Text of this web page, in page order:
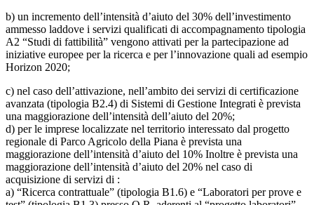
b) un incremento dell’intensità d’aiuto del 30% dell’investimento
ammesso laddove i servizi qualificati di accompagnamento tipologia
A2 “Studi di fattibilità” vengono attivati per la partecipazione ad
iniziative europee per la ricerca e per l’innovazione quali ad esempio
Horizon 2020;
c) nel caso dell’attivazione, nell’ambito dei servizi di certificazione
avanzata (tipologia B2.4) di Sistemi di Gestione Integrati è prevista
una maggiorazione dell’intensità dell’aiuto del 20%;
d) per le imprese localizzate nel territorio interessato dal progetto
regionale di Parco Agricolo della Piana è prevista una
maggiorazione dell’intensità d’aiuto del 10% Inoltre è prevista una
maggiorazione dell’intensità d’aiuto del 20% nel caso di
acquisizione di servizi di :
a) “Ricerca contrattuale” (tipologia B1.6) e “Laboratori per prove e